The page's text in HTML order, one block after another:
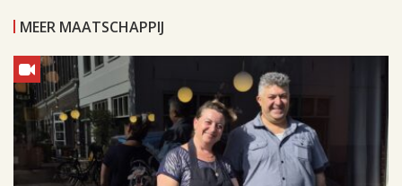
MEER MAATSCHAPPIJ